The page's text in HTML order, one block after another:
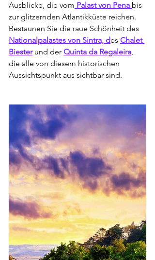
Ausblicke, die vom Palast von Pena bis
zur glitzernden Atlantikküste reichen.
Bestaunen Sie die raue Schönheit des
Nationalpalastes von Sintra, des Chalet
Biester und der Quinta da Regaleira,
die alle von diesem historischen
Aussichtspunkt aus sichtbar sind.